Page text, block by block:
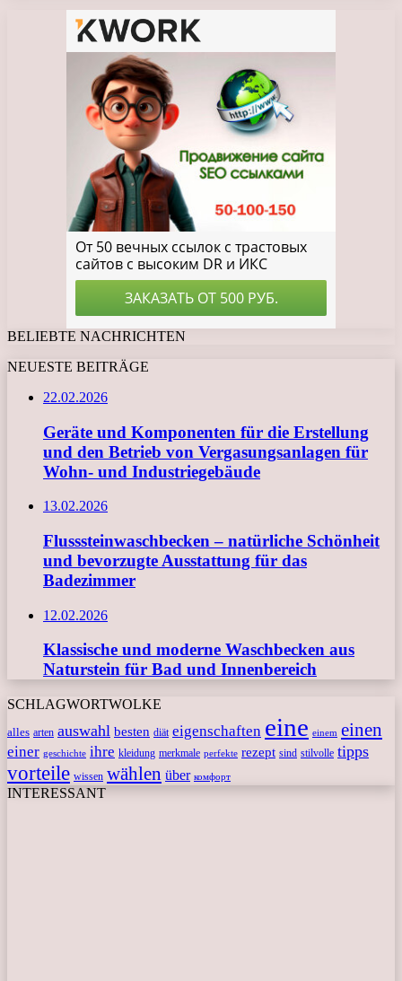
BELIEBTE NACHRICHTEN
NEUESTE BEITRÄGE
22.02.2026
Geräte und Komponenten für die Erstellung
und den Betrieb von Vergasungsanlagen für
Wohn- und Industriegebäude
13.02.2026
Flusssteinwaschbecken – natürliche Schönheit
und bevorzugte Ausstattung für das
Badezimmer
12.02.2026
Klassische und moderne Waschbecken aus
Naturstein für Bad und Innenbereich
SCHLAGWORTWOLKE
alles arten auswahl besten diät eigenschaften eine einem einen
einer geschichte ihre kleidung merkmale perfekte rezept sind stilvolle tipps
vorteile wissen wählen über комфорт
INTERESSANT